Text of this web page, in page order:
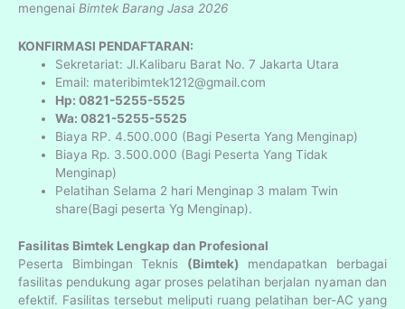
mengenai Bimtek Barang Jasa 2026
KONFIRMASI PENDAFTARAN:
Sekretariat: Jl.Kalibaru Barat No. 7 Jakarta Utara
Email: materibimtek1212@gmail.com
Hp: 0821-5255-5525
Wa: 0821-5255-5525
Biaya RP. 4.500.000 (Bagi Peserta Yang Menginap)
Biaya Rp. 3.500.000 (Bagi Peserta Yang Tidak
Menginap)
Pelatihan Selama 2 hari Menginap 3 malam Twin
share(Bagi peserta Yg Menginap).
Fasilitas Bimtek Lengkap dan Profesional
Peserta Bimbingan Teknis (Bimtek) mendapatkan berbagai
fasilitas pendukung agar proses pelatihan berjalan nyaman dan
efektif. Fasilitas tersebut meliputi ruang pelatihan ber-AC yang